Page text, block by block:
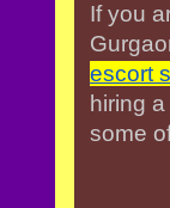
If you
escort
hiring a
some